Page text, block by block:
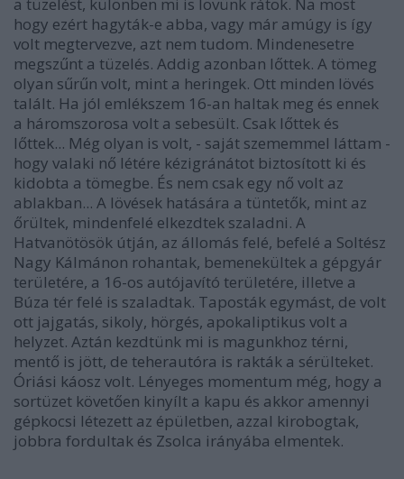
hogy ezért hagyták-e abba, vagy már amúgy is így
volt megtervezve, azt nem tudom. Mindenesetre
megszűnt a tüzelés. Addig azonban lőttek. A tömeg
olyan sűrűn volt, mint a heringek. Ott minden lövés
talált. Ha jól emlékszem 16-an haltak meg és ennek
a háromszorosa volt a sebesült. Csak lőttek és
lőttek... Még olyan is volt, - saját szememmel láttam -
hogy valaki nő létére kézigránátot biztosított ki és
kidobta a tömegbe. És nem csak egy nő volt az
ablakban... A lövések hatására a tüntetők, mint az
őrültek, mindenfelé elkezdtek szaladni. A
Hatvanötösök útján, az állomás felé, befelé a Soltész
Nagy Kálmánon rohantak, bemenekültek a gépgyár
területére, a 16-os autójavító területére, illetve a
Búza tér felé is szaladtak. Taposták egymást, de volt
ott jajgatás, sikoly, hörgés, apokaliptikus volt a
helyzet. Aztán kezdtünk mi is magunkhoz térni,
mentő is jött, de teherautóra is rakták a sérülteket.
Óriási káosz volt. Lényeges momentum még, hogy a
sortüzet követően kinyílt a kapu és akkor amennyi
gépkocsi létezett az épületben, azzal kirobogtak,
jobbra fordultak és Zsolca irányába elmentek.